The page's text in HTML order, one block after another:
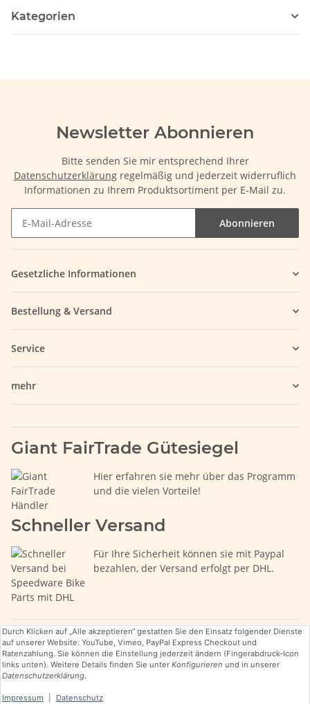
Kategorien
Newsletter Abonnieren
Bitte senden Sie mir entsprechend Ihrer
Datenschutzerklärung regelmäßig und jederzeit widerruflich
Informationen zu Ihrem Produktsortiment per E-Mail zu.
Abonnieren
Gesetzliche Informationen
Bestellung & Versand
Service
mehr
Giant FairTrade Gütesiegel
Hier erfahren sie mehr über das Programm
und die vielen Vorteile!
Schneller Versand
Für Ihre Sicherheit können sie mit Paypal
bezahlen, der Versand erfolgt per DHL.
Durch Klicken auf „Alle akzeptieren“ gestatten Sie den Einsatz folgender Dienste
auf unserer Website: YouTube, Vimeo, PayPal Express Checkout und
Ratenzahlung. Sie können die Einstellung jederzeit ändern (Fingerabdruck-Icon
links unten). Weitere Details finden Sie unter Konfigurieren und in unserer
Datenschutzerklärung.
Impressum Datenschutz